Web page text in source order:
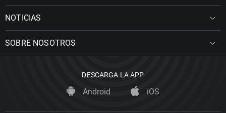
NOTICIAS
SOBRE NOSOTROS
DESCARGA LA APP
Android iOS